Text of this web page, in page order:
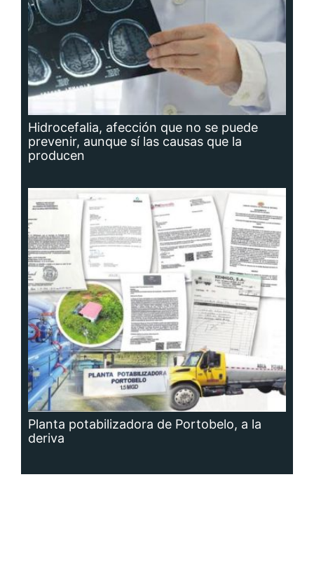
Hidrocefalia, afección que no se puede
prevenir, aunque sí las causas que la
producen
Planta potabilizadora de Portobelo, a la
deriva